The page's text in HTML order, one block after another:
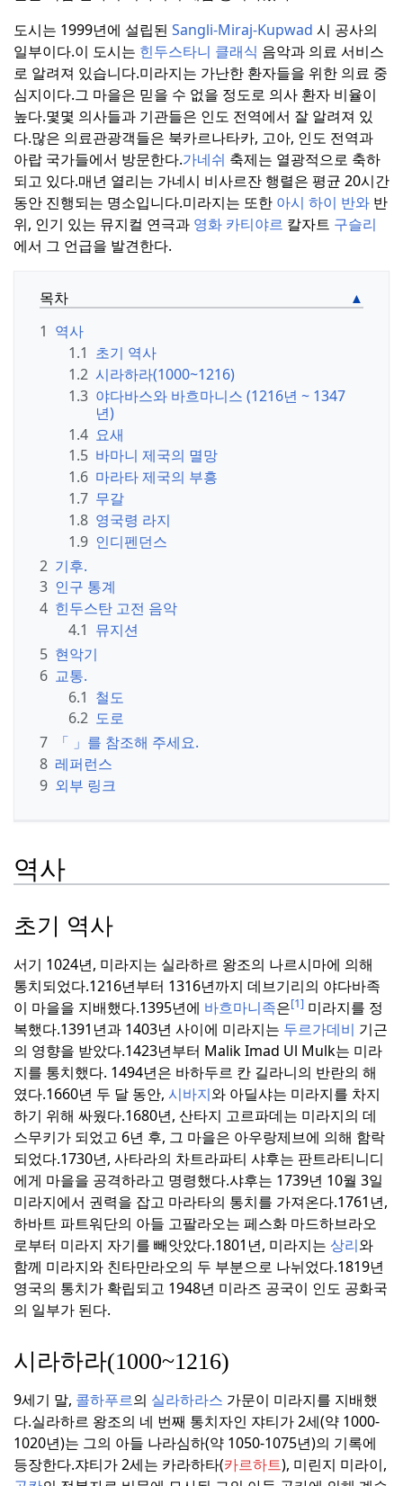
도시는 1999년에 설립된 Sangli-Miraj-Kupwad 시 공사의
일부이다.이 도시는 힌두스타니 클래식 음악과 의료 서비스
로 알려져 있습니다.미라지는 가난한 환자들을 위한 의료 중
심지이다.그 마을은 믿을 수 없을 정도로 의사 환자 비율이
높다.몇몇 의사들과 기관들은 인도 전역에서 잘 알려져 있
다.많은 의료관광객들은 북카르나타카, 고아, 인도 전역과
아랍 국가들에서 방문한다.가네쉬 축제는 열광적으로 축하
되고 있다.매년 열리는 가네시 비사르잔 행렬은 평균 20시간
동안 진행되는 명소입니다.미라지는 또한 아시 하이 반와 반
위, 인기 있는 뮤지컬 연극과 영화 카티야르 칼자트 구슬리
에서 그 언급을 발견한다.
목차
1 역사
1.1 초기 역사
1.2 시라하라(1000~1216)
1.3 야다바스와 바흐마니스 (1216년 ~ 1347
년)
1.4 요새
1.5 바마니 제국의 멸망
1.6 마라타 제국의 부흥
1.7 무갈
1.8 영국령 라지
1.9 인디펜던스
2 기후.
3 인구 통계
4 힌두스탄 고전 음악
4.1 뮤지션
5 현악기
6 교통.
6.1 철도
6.2 도로
7
「 」를 참조해 주세요.
8 레퍼런스
9 외부 링크
역사
초기 역사
서기 1024년, 미라지는 실라하르 왕조의 나르시마에 의해
통치되었다.1216년부터 1316년까지 데브기리의 야다바족
이 마을을 지배했다.1395년에 바흐마니족은[1] 미라지를 정
복했다.1391년과 1403년 사이에 미라지는 두르가데비 기근
의 영향을 받았다.1423년부터 Malik Imad Ul Mulk는 미라
지를 통치했다. 1494년은 바하두르 칸 길라니의 반란의 해
였다.1660년 두 달 동안, 시바지와 아딜샤는 미라지를 차지
하기 위해 싸웠다.1680년, 산타지 고르파데는 미라지의 데
스무키가 되었고 6년 후, 그 마을은 아우랑제브에 의해 함락
되었다.1730년, 사타라의 차트라파티 샤후는 판트라티니디
에게 마을을 공격하라고 명령했다.샤후는 1739년 10월 3일
미라지에서 권력을 잡고 마라타의 통치를 가져온다.1761년,
하바트 파트워단의 아들 고팔라오는 페스화 마드하브라오
로부터 미라지 자기를 빼앗았다.1801년, 미라지는 상리와
함께 미라지와 친타만라오의 두 부분으로 나뉘었다.1819년
영국의 통치가 확립되고 1948년 미라즈 공국이 인도 공화국
의 일부가 된다.
시라하라(1000~1216)
9세기 말, 콜하푸르의 실라하라스 가문이 미라지를 지배했
다.실라하르 왕조의 네 번째 통치자인 쟈티가 2세(약 1000-
1020년)는 그의 아들 나라심하(약 1050-1075년)의 기록에
등장한다.쟈티가 2세는 카라하타(카르하트), 미린지 미라이,